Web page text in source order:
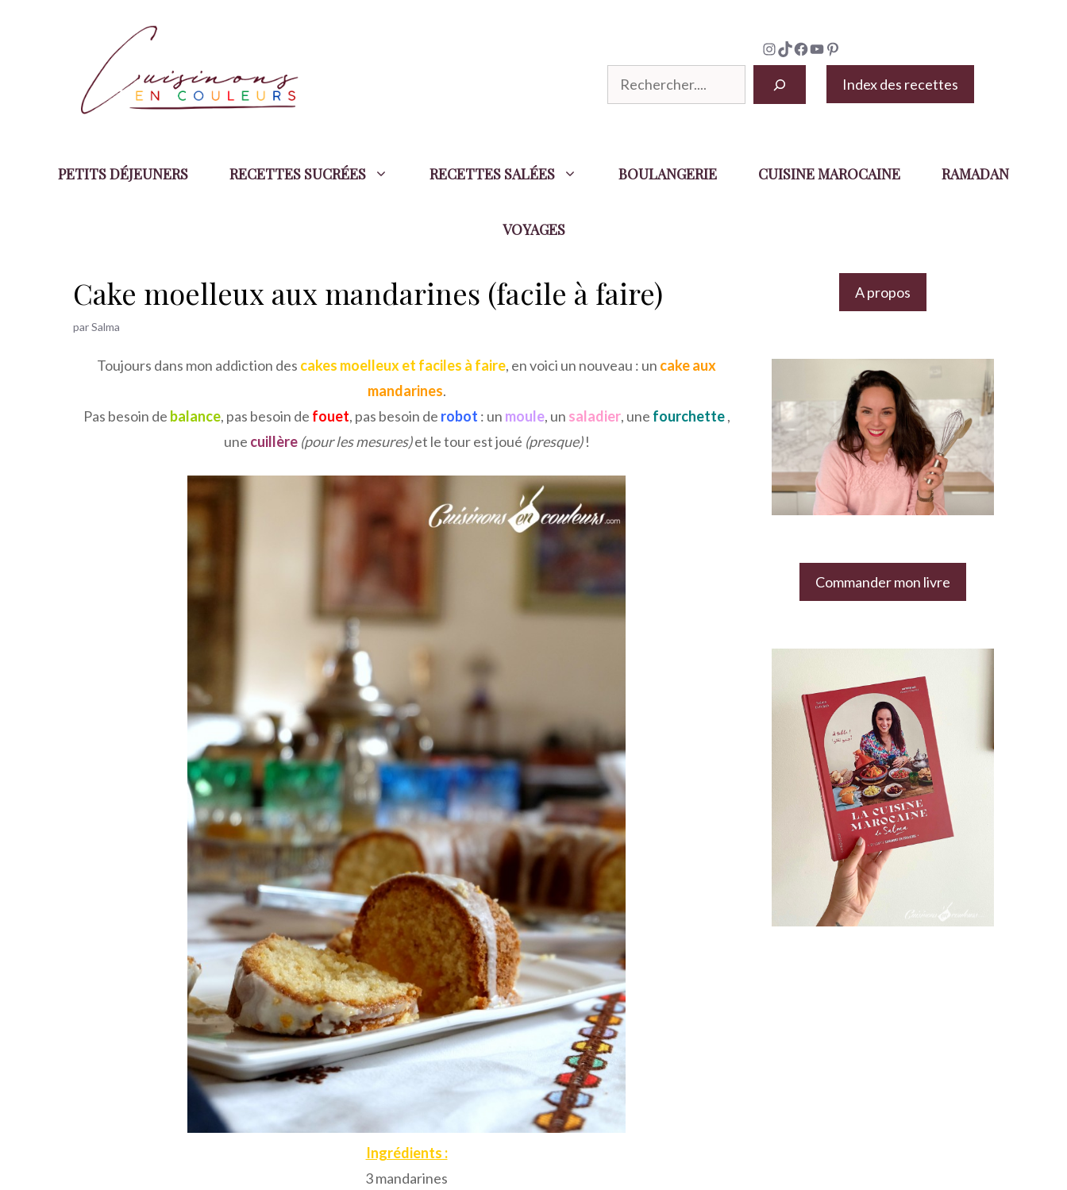
Instagram
TikTok
Facebook
YouTube
Pinterest
e
r
Index des recettes
PETITS DÉJEUNERS RECETTES SUCRÉES RECETTES SALÉES BOULANGERIE CUISINE MAROCAINE RAMADAN
VOYAGES
Cake moelleux aux mandarines (facile à faire)
parSalma
Toujours dans mon addiction des cakes moelleux et faciles à faire, en voici un nouveau : un cake aux
mandarines.
Pas besoin de balance, pas besoin de fouet, pas besoin de robot : un moule, un saladier, une fourchette ,
une cuillère(pour les mesures)et le tour est joué (presque)!
Ingrédients :
3 mandarines
A propos
Commander mon livre